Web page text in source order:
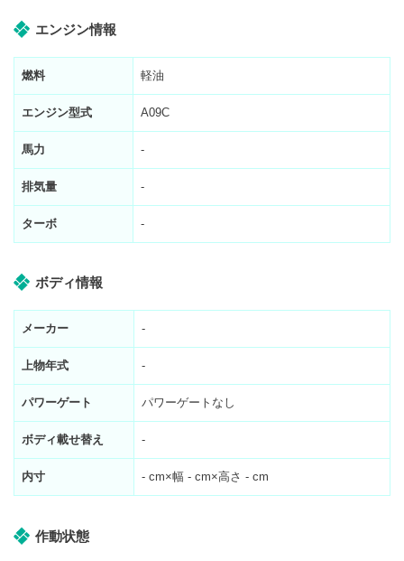
エンジン情報
燃料 軽油
エンジン型式 A09C
馬力 -
排気量 -
ターボ -
ボディ情報
メーカー -
上物年式 -
パワーゲート パワーゲートなし
ボディ載せ替え -
内寸 - cm×幅 - cm×高さ - cm
作動状態